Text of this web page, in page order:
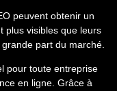
peuvent obtenir un
plus visibles que leurs
part du marché.
pour toute entreprise
en ligne. Grâce à